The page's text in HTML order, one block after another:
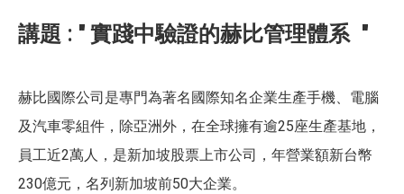
講題 : " 實踐中驗證的赫比管理體系 "
赫比國際公司是專門為著名國際知名企業生產手機、電腦
及汽車零組件，除亞洲外，在全球擁有逾25座生產基地，
員工近2萬人，是新加坡股票上市公司，年營業額新台幣
230億元，名列新加坡前50大企業。